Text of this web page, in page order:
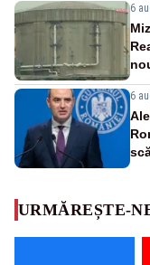
6
6
URMĂREȘTE-